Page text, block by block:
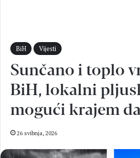
BiH Vijesti
Sunčano i toplo
BiH, lokalni
mogući krajem
26 svibnja, 2026